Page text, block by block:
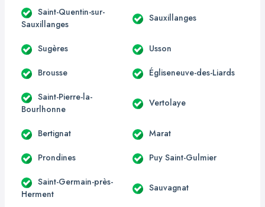
Saint-Quentin-sur-
Sauxillanges
Sauxillanges
Sugères Usson
Brousse Égliseneuve-des-Liards
Saint-Pierre-la-
Bourlhonne
Vertolaye
Bertignat Marat
Prondines Puy Saint-Gulmier
Saint-Germain-près-
Herment
Sauvagnat